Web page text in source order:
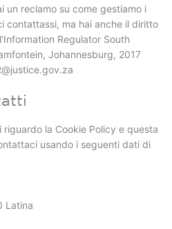
un reclamo su come gestiamo i
contattassi, ma hai anche il diritto
Regulator South
Johannesburg, 2017
la Cookie Policy e questa
usando i seguenti dati di
Latina